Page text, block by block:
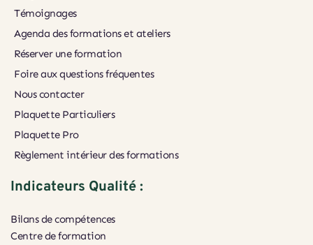
Témoignages
Agenda des formations et ateliers
Réserver une formation
Foire aux questions fréquentes
Nous contacter
Plaquette Particuliers
Plaquette Pro
Règlement intérieur des formations
Indicateurs Qualité :
Bilans de compétences
Centre de formation